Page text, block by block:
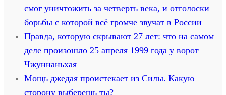
смог уничтожить за четверть века, и отголоски
борьбы с которой всё громче звучат в России
Правда, которую скрывают 27 лет: что на самом
деле произошло 25 апреля 1999 года у ворот
Чжуннаньхая
Мощь джедая проистекает из Силы. Какую
сторону выберешь ты?